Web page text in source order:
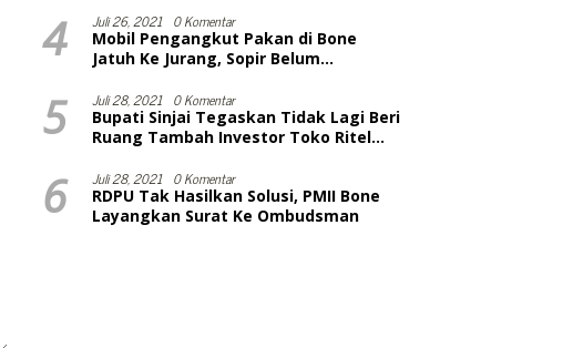
4 Juli 26, 2021 0 Komentar
Mobil Pengangkut Pakan di Bone
Jatuh Ke Jurang, Sopir Belum
5 Juli 28, 2021 0 Komentar
Bupati Sinjai Tegaskan Tidak Lagi Beri
Ruang Tambah Investor Toko Ritel
6 Juli 28, 2021 0 Komentar
RDPU Tak Hasilkan Solusi, PMII Bone
Layangkan Surat Ke Ombudsman